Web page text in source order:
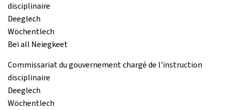
disciplinaire
Deeglech
Wöchentlech
Bei all Neiegkeet
Commissariat du gouvernement chargé de l'instruction
disciplinaire
Deeglech
Wöchentlech